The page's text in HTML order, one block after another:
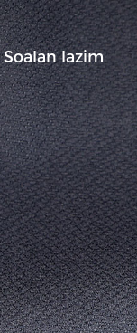
Soalan lazim